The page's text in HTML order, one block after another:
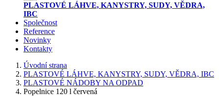
PLASTOVÉ LÁHVE, KANYSTRY, SUDY, VĚDRA,
IBC
Společnost
Reference
Novinky
Kontakty
Úvodní strana
PLASTOVÉ LÁHVE, KANYSTRY, SUDY, VĚDRA, IBC
PLASTOVÉ NÁDOBY NA ODPAD
Popelnice 120 l červená